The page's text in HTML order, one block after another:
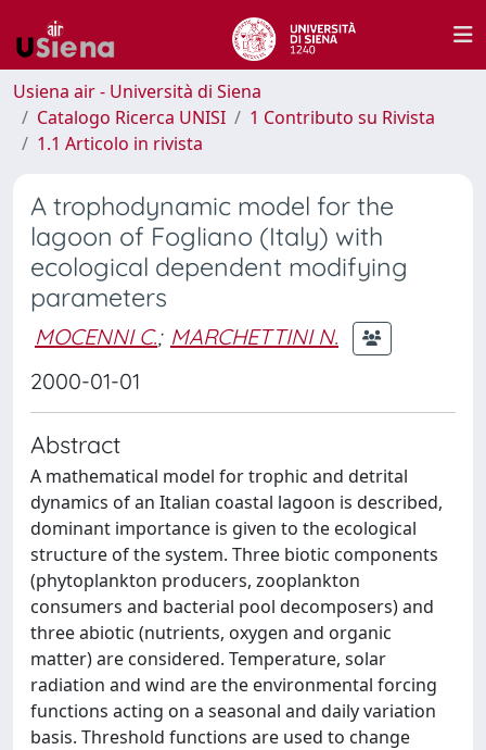
Usiena air - Università di Siena
Catalogo Ricerca UNISI
1 Contributo su Rivista
1.1 Articolo in rivista
A trophodynamic model for the
lagoon of Fogliano (Italy) with
ecological dependent modifying
parameters
MOCENNI C.; MARCHETTINI N.
2000-01-01
Abstract
A mathematical model for trophic and detrital
dynamics of an Italian coastal lagoon is described,
dominant importance is given to the ecological
structure of the system. Three biotic components
(phytoplankton producers, zooplankton
consumers and bacterial pool decomposers) and
three abiotic (nutrients, oxygen and organic
matter) are considered. Temperature, solar
radiation and wind are the environmental forcing
functions acting on a seasonal and daily variation
basis. Threshold functions are used to change